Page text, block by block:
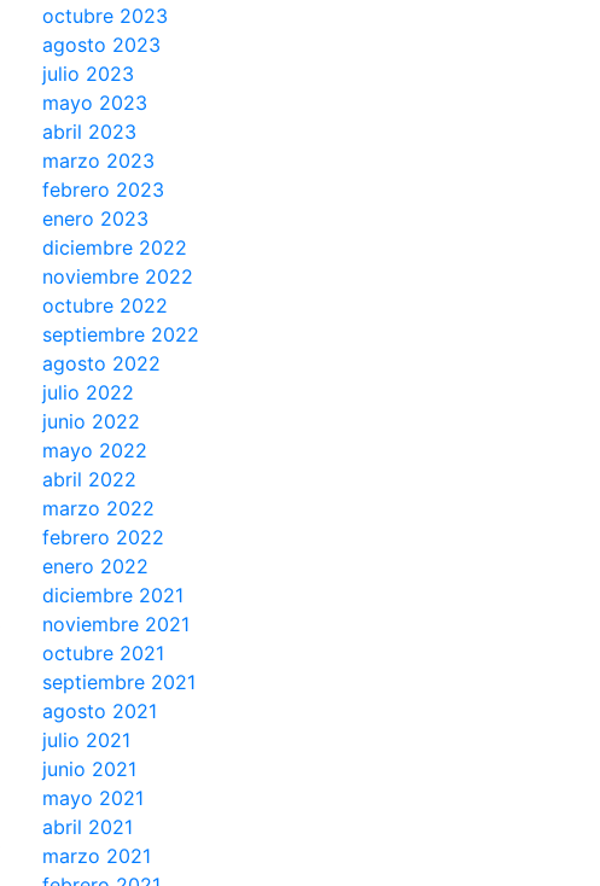
octubre 2023
agosto 2023
julio 2023
mayo 2023
abril 2023
marzo 2023
febrero 2023
enero 2023
diciembre 2022
noviembre 2022
octubre 2022
septiembre 2022
agosto 2022
julio 2022
junio 2022
mayo 2022
abril 2022
marzo 2022
febrero 2022
enero 2022
diciembre 2021
noviembre 2021
octubre 2021
septiembre 2021
agosto 2021
julio 2021
junio 2021
mayo 2021
abril 2021
marzo 2021